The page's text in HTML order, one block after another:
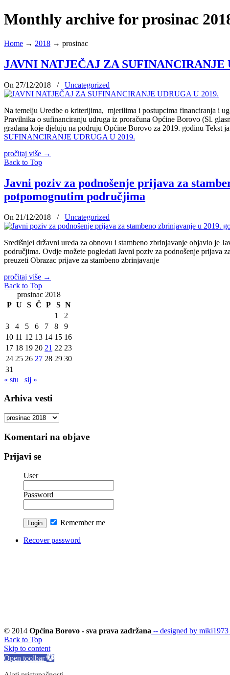
Monthly archive for prosinac
Home → 2018 → prosinac
JAVNI NATJEČAJ ZA SUFINANCIRANJE
On 27/12/2018 / Uncategorized
Na temelju Uredbe o kriterijima, mjerilima i postupcima financiranja i
Pravilnika o sufinanciranju udruga iz proračuna Općine Borovo (Sl.
građana koje djeluju na podruju Općine Borovo za 2019. godinu Tekst
SUFINANCIRANJE UDRUGA U 2019.
pročitaj više →
Back to Top
Javni poziv za podnošenje prijava za
potpomognutim područjima
On 21/12/2018 / Uncategorized
Središnjei državni ureda za obnovu i stambeno zbrinjavanje objavio je
područjima. Ovdje možete pogledati Javni poziv za podnošenje prijava
preuzeti Obrazac prijave za stambeno zbrinjavanje
pročitaj više →
Back to Top
prosinac 2018
P U S Č P S N
1
2
3
4 5 6 7 8
9
10 11 12 13 14 15 16
17 18 19 20 21 22 23
24 25 26 27 28 29 30
31
« stu
sij »
Arhiva vesti
Arhiva
Komentari na objave
Prijavi se
User
Password
Remember me
Recover password
© 2014 Općina Borovo - sva prava zadržana -- designed by
Back to Top
Skip to content
Open toolbar